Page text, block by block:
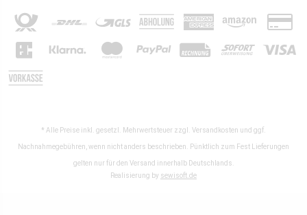
* Alle Preise inkl. gesetzl. Mehrwertsteuer zzgl. Versandkosten und ggf.
Nachnahmegebühren, wenn nicht anders beschrieben. Pünktlich zum Fest Lieferungen
gelten nur für den Versand innerhalb Deutschlands.
Realisierung by sewisoft.de